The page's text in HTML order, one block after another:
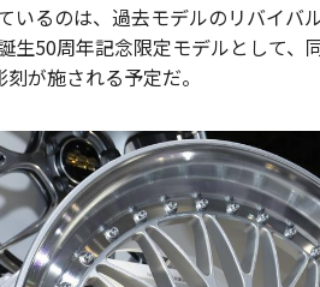
いるのは、過去モデルのリバイバ
生50周年記念限定モデルとして、
が施される予定だ。